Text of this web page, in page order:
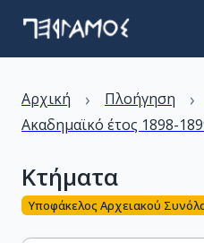
Αρχική › Πλοήγηση ›
Ακαδημαϊκό έτος 1898-
Κτήματα
Υποφάκελος Αρχειακού